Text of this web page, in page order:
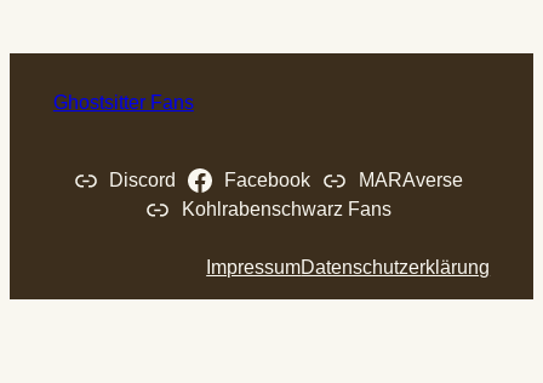
Ghostsitter Fans
Discord Facebook
MARAverse
Kohlrabenschwarz Fans
ImpressumDatenschutzerklärung